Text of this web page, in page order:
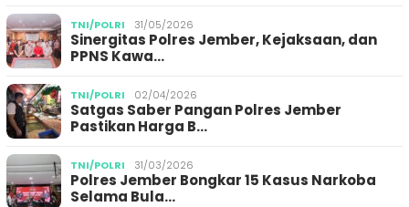
TNI/POLRI 31/05/2026
Sinergitas Polres Jember, Kejaksaan, dan
PPNS Kawa…
TNI/POLRI 02/04/2026
Satgas Saber Pangan Polres Jember
Pastikan Harga B…
TNI/POLRI 31/03/2026
Polres Jember Bongkar 15 Kasus Narkoba
Selama Bula…